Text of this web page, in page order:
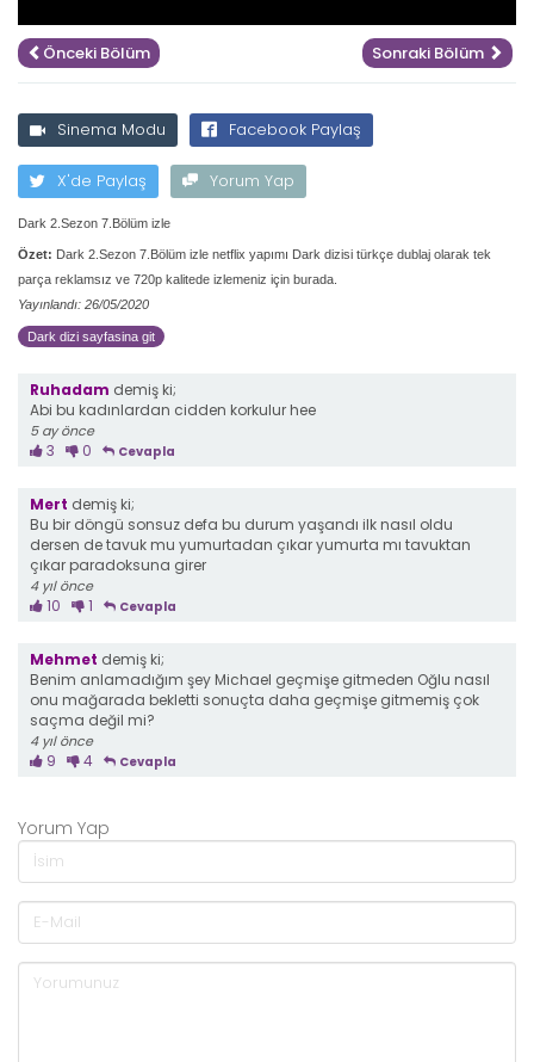
Önceki Bölüm Sonraki Bölüm
Sinema Modu Facebook Paylaş
X'de Paylaş Yorum Yap
Dark 2.Sezon 7.Bölüm izle
Özet: Dark 2.Sezon 7.Bölüm izle netflix yapımı Dark dizisi türkçe dublaj olarak tek
parça reklamsız ve 720p kalitede izlemeniz için burada.
Yayınlandı: 26/05/2020
Dark dizi sayfasina git
Ruhadam demiş ki;
Abi bu kadınlardan cidden korkulur hee
5 ay önce
3 0 Cevapla
Mert demiş ki;
Bu bir döngü sonsuz defa bu durum yaşandı ilk nasıl oldu
dersen de tavuk mu yumurtadan çıkar yumurta mı tavuktan
çıkar paradoksuna girer
4 yıl önce
10 1 Cevapla
Mehmet demiş ki;
Benim anlamadığım şey Michael geçmişe gitmeden Oğlu nasıl
onu mağarada bekletti sonuçta daha geçmişe gitmemiş çok
saçma değil mi?
4 yıl önce
9 4 Cevapla
Yorum Yap